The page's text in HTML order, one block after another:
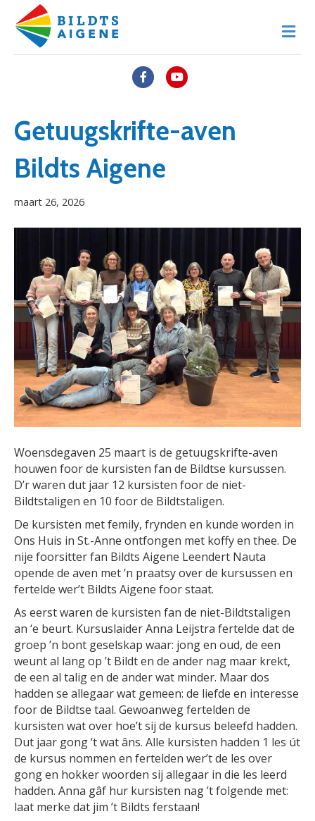
F
c
e
b
Y
M
e
n
Getuugskrifte-aven
Bildts Aigene
maart 26, 2026
Woensdegaven 25 maart is de getuugskrifte-aven
houwen foor de kursisten fan de Bildtse kursussen.
D’r waren dut jaar 12 kursisten foor de niet-
Bildtstaligen en 10 foor de Bildtstaligen.
De kursisten met femily, frynden en kunde worden in
Ons Huis in St.-Anne ontfongen met koffy en thee. De
nije foorsitter fan Bildts Aigene Leendert Nauta
opende de aven met ’n praatsy over de kursussen en
fertelde wer’t Bildts Aigene foor staat.
As eerst waren de kursisten fan de niet-Bildtstaligen
an ‘e beurt. Kursuslaider Anna Leijstra fertelde dat de
groep ’n bont geselskap waar: jong en oud, de een
weunt al lang op ’t Bildt en de ander nag maar krekt,
de een al talig en de ander wat minder. Maar dos
hadden se allegaar wat gemeen: de liefde en interesse
foor de Bildtse taal. Gewoanweg fertelden de
kursisten wat over hoe’t sij de kursus beleefd hadden.
Dut jaar gong ‘t wat âns. Alle kursisten hadden 1 les út
de kursus nommen en fertelden wer’t de les over
gong en hokker woorden sij allegaar in die les leerd
hadden. Anna gâf hur kursisten nag ’t folgende met:
laat merke dat jim ’t Bildts ferstaan!